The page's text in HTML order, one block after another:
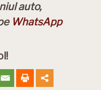
auto,
WhatsApp